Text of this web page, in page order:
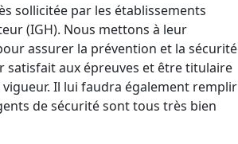
sollicitée par les établissements
(IGH). Nous mettons à leur
assurer la prévention et la sécurité
satisfait aux épreuves et être titulaire
Il lui faudra également remplir
de sécurité sont tous très bien